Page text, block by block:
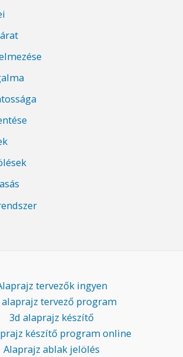
tervezők ingyen
alaprajz tervező program
3d alaprajz készítő
készítő program online
Alaprajz ablak jelölés